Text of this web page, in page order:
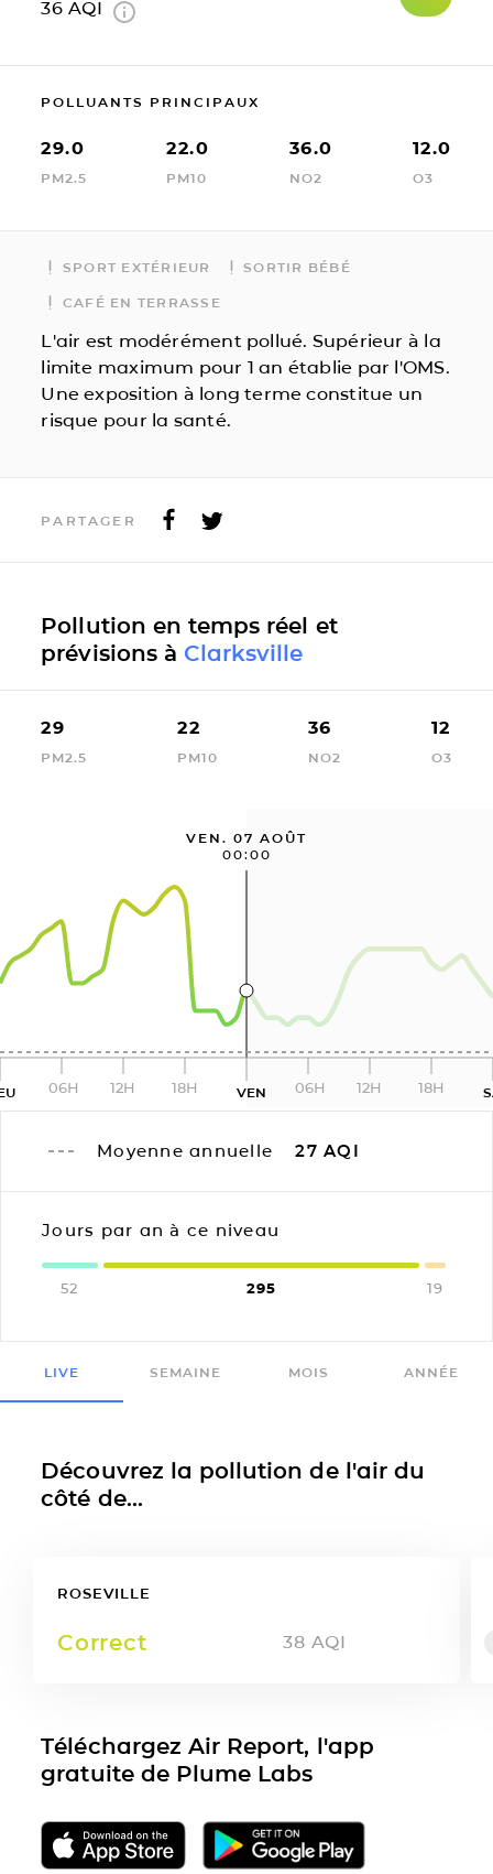
36 AQI
POLLUANTS PRINCIPAUX
29.0
PM2.5
22.0
PM10
36.0
NO2
12.0
O3
SPORT EXTÉRIEUR SORTIR BÉBÉ
CAFÉ EN TERRASSE
L'air est modérément pollué. Supérieur à la
limite maximum pour 1 an établie par l'OMS.
Une exposition à long terme constitue un
risque pour la santé.
PARTAGER
Pollution en temps réel et
prévisions à Clarksville
29
PM2.5
22
PM10
36
NO2
12
O3
VEN. 07 AOÛT
00:00
06H 12H 18H VEN 06H 12H 18H
Moyenne annuelle 27 AQI
Jours par an à ce niveau
52 295 19
LIVE SEMAINE MOIS ANNÉE
Découvrez la pollution de l'air du
côté de...
ROSEVILLE
Correct 38 AQI
Téléchargez Air Report, l'app
gratuite de Plume Labs